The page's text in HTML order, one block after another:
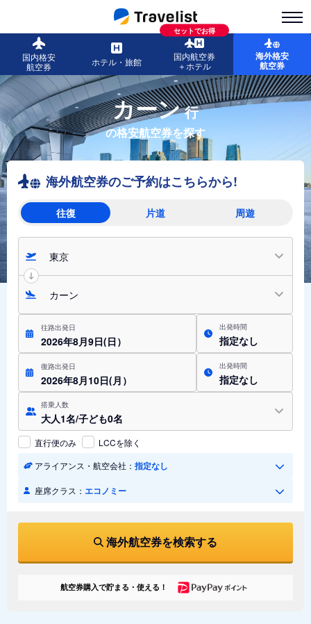
国内格安
航空券
ホテル・旅館
セットでお得
国内航空券
＋ホテル
海外格安
航空券
カーン行
の格安航空券を探す
海外航空券のご予約はこちらから!
往復 片道 周遊
東京
カーン
往路出発日
2026年8月9日(日）
出発時間
指定なし
復路出発日
2026年8月10日(月）
出発時間
指定なし
搭乗人数
大人1名/子ども0名
直行便のみ
LCCを除く
アライアンス・航空会社： 指定なし
座席クラス： エコノミー
海外航空券を検索する
航空券購入で貯まる・使える！